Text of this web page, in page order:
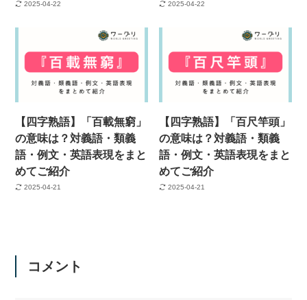
2025-04-22 2025-04-22
【四字熟語】「百載無窮」
の意味は？対義語・類義
語・例文・英語表現をまと
めてご紹介
2025-04-21
【四字熟語】「百尺竿頭」
の意味は？対義語・類義
語・例文・英語表現をまと
めてご紹介
2025-04-21
コメント